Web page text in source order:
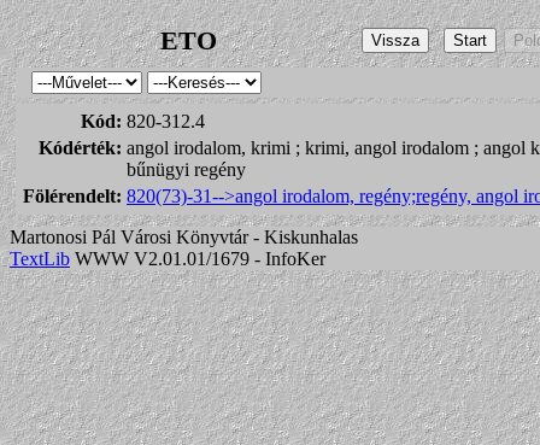
ETO
Kód: 820-312.4
Kódérték: angol irodalom, krimi ; krimi, angol irodalom ; angol
bűnügyi regény
Fölérendelt: 820(73)-31-->angol irodalom, regény;regény, angol
Martonosi Pál Városi Könyvtár - Kiskunhalas
TextLib WWW V2.01.01/1679 - InfoKer